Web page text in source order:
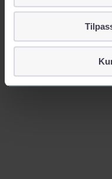
Vi tar ditt personvern
identifiserer deg, som